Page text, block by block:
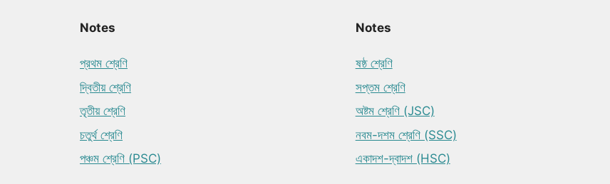
Notes
প্রথম শ্রেণি
দ্বিতীয় শ্রেণি
তৃতীয় শ্রেণি
চতুর্থ শ্রেণি
পঞ্চম শ্রেণি (PSC)
Notes
ষষ্ঠ শ্রেণি
সপ্তম শ্রেণি
অষ্টম শ্রেণি (JSC)
নবম-দশম শ্রেণি (SSC)
একাদশ-দ্বাদশ (HSC)